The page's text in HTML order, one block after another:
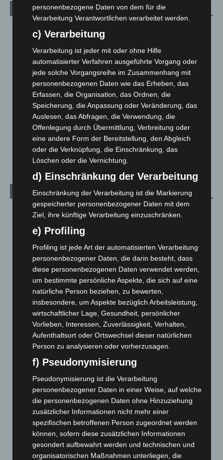
Kategorien
Blaulicht
Hannover und Region
5.039
Langenhagen und Ortsteile
3.252
Leserbriefe
Menschen
Über uns
Veranstaltungen
Archiv
August 2026(15)
Juli 2026 (73)
Juni 2026(139)
Mai 2026(99)
April 2026 (99)
März 2026(115)
Februar 2026(109)
Januar 2026(122)
Dezember 2025(103)
November 2025(114)
Oktober 2025(112)
September 2025(93)
August 2025(90)
(90)
Juni 2025(103)
Mai 2025(112)
April 2025(88)
personenbezogene Daten von dem für die
Verarbeitung Verantwortlichen verarbeitet werden.
c) Verarbeitung
Verarbeitung ist jeder mit oder ohne Hilfe
automatisierter Verfahren ausgeführte Vorgang oder
jede solche Vorgangsreihe im Zusammenhang mit
personenbezogenen Daten wie das Erheben, das
Erfassen, die Organisation, das Ordnen, die
Speicherung, die Anpassung oder Veränderung, das
Auslesen, das Abfragen, die Verwendung, die
Offenlegung durch Übermittlung, Verbreitung oder
eine andere Form der Bereitstellung, den Abgleich
oder die Verknüpfung, die Einschränkung, das
Löschen oder die Vernichtung.
d) Einschränkung der Verarbeitung
Einschränkung der Verarbeitung ist die Markierung
gespeicherter personenbezogener Daten mit dem
Ziel, ihre künftige Verarbeitung einzuschränken.
e) Profiling
Profiling ist jede Art der automatisierten Verarbeitung
personenbezogener Daten, die darin besteht, dass
diese personenbezogenen Daten verwendet werden,
um bestimmte persönliche Aspekte, die sich auf eine
natürliche Person beziehen, zu bewerten,
insbesondere, um Aspekte bezüglich Arbeitsleistung,
wirtschaftlicher Lage, Gesundheit, persönlicher
Vorlieben, Interessen, Zuverlässigkeit, Verhalten,
Aufenthaltsort oder Ortswechsel dieser natürlichen
Person zu analysieren oder vorherzusagen.
f) Pseudonymisierung
Pseudonymisierung ist die Verarbeitung
personenbezogener Daten in einer Weise, auf welche
die personenbezogenen Daten ohne Hinzuziehung
zusätzlicher Informationen nicht mehr einer
spezifischen betroffenen Person zugeordnet werden
können, sofern diese zusätzlichen Informationen
gesondert aufbewahrt werden und technischen und
organisatorischen Maßnahmen unterliegen, die